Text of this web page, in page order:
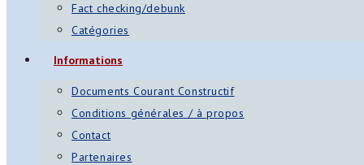
Fact checking/debunk
Catégories
Informations
Documents Courant Constructif
Conditions générales / à propos
Contact
Partenaires